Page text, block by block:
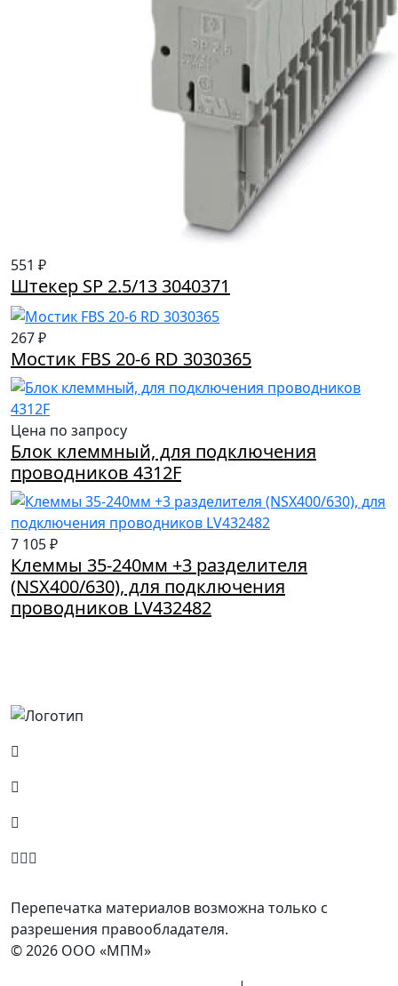
551 ₽
Штекер SP 2.5/13 3040371
267 ₽
Мостик FBS 20-6 RD 3030365
Цена по запросу
Блок клеммный, для подключения
проводников 4312F
7 105 ₽
Клеммы 35-240мм +3 разделителя
(NSX400/630), для подключения
проводников LV432482
Перепечатка материалов возможна только с
разрешения правообладателя.
© 2026 ООО «МПМ»